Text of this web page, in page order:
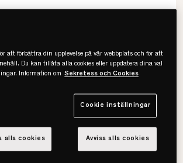
att förbättra din upplevelse på vår webbplats och för att
Du kan tillåta alla cookies eller uppdatera dina val
Information om Sekretess och Cookies
Cookie inställningar
Avvisa alla cookies
alla cookies